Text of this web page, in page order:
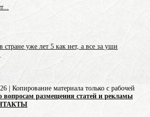
уже лет 5 как нет, а все за уши
| Копирование материала только с рабочей
вопросам размещения статей и рекламы